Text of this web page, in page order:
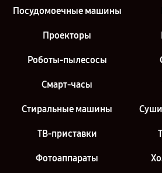
Посудомоечные машины
Проекторы
Роботы-пылесосы
Смарт-часы
Стиральные машины
ТВ-приставки
Фотоаппараты